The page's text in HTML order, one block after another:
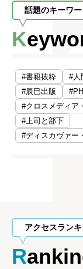
話題のキーワー
#書籍抜粋 #人
#辰巳出版
#クロスメディア
#上司と部下
#ディスカヴァー
アクセスラン